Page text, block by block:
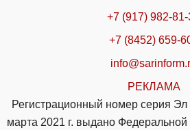
+7 (917) 982-
+7 (8452) 659-
РЕКЛАМА
Регистрационный номер серия
марта 2021 г. выдано